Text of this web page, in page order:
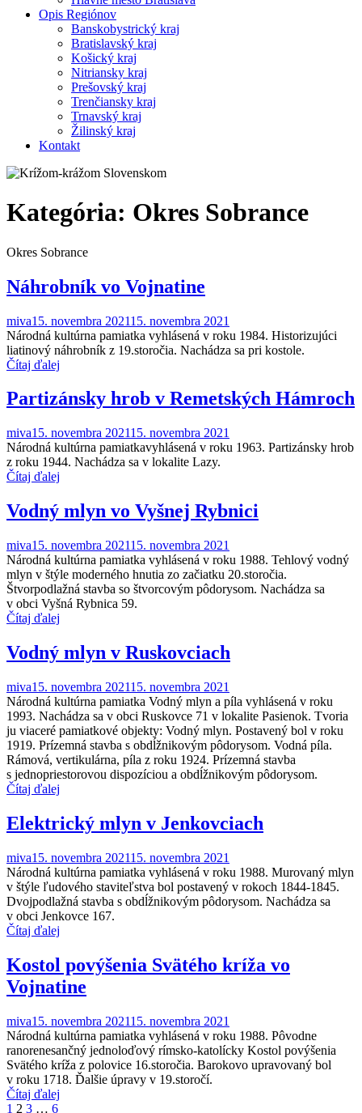
Opis Regiónov
Banskobystrický kraj
Bratislavský kraj
Košický kraj
Nitriansky kraj
Prešovský kraj
Trenčiansky kraj
Trnavský kraj
Žilinský kraj
Kontakt
Kategória: Okres Sobrance
Okres Sobrance
Náhrobník vo Vojnatine
miva15. novembra 202115. novembra 2021
Národná kultúrna pamiatka vyhlásená v roku 1984. Historizujúci
liatinový náhrobník z 19.storočia. Nachádza sa pri kostole.
Čítaj ďalej
Partizánsky hrob v Remetských Hámroch
miva15. novembra 202115. novembra 2021
Národná kultúrna pamiatkavyhlásená v roku 1963. Partizánsky hrob
z roku 1944. Nachádza sa v lokalite Lazy.
Čítaj ďalej
Vodný mlyn vo Vyšnej Rybnici
miva15. novembra 202115. novembra 2021
Národná kultúrna pamiatka vyhlásená v roku 1988. Tehlový vodný
mlyn v štýle moderného hnutia zo začiatku 20.storočia.
Štvorpodlažná stavba so štvorcovým pôdorysom. Nachádza sa
v obci Vyšná Rybnica 59.
Čítaj ďalej
Vodný mlyn v Ruskovciach
miva15. novembra 202115. novembra 2021
Národná kultúrna pamiatka Vodný mlyn a píla vyhlásená v roku
1993. Nachádza sa v obci Ruskovce 71 v lokalite Pasienok. Tvoria
ju viaceré pamiatkové objekty: Vodný mlyn. Postavený bol v roku
1919. Prízemná stavba s obdĺžnikovým pôdorysom. Vodná píla.
Rámová, vertikulárna, píla z roku 1924. Prízemná stavba
s jednopriestorovou dispozíciou a obdĺžnikovým pôdorysom.
Čítaj ďalej
Elektrický mlyn v Jenkovciach
miva15. novembra 202115. novembra 2021
Národná kultúrna pamiatka vyhlásená v roku 1988. Murovaný mlyn
v štýle ľudového staviteľstva bol postavený v rokoch 1844-1845.
Dvojpodlažná stavba s obdĺžnikovým pôdorysom. Nachádza sa
v obci Jenkovce 167.
Čítaj ďalej
Kostol povýšenia Svätého kríža vo
Vojnatine
miva15. novembra 202115. novembra 2021
Národná kultúrna pamiatka vyhlásená v roku 1988. Pôvodne
ranorenesančný jednoloďový rímsko-katolícky Kostol povýšenia
Svätého kríža z polovice 16.storočia. Barokovo upravovaný bol
v roku 1718. Ďalšie úpravy v 19.storočí.
Čítaj ďalej
1 2 3 … 6